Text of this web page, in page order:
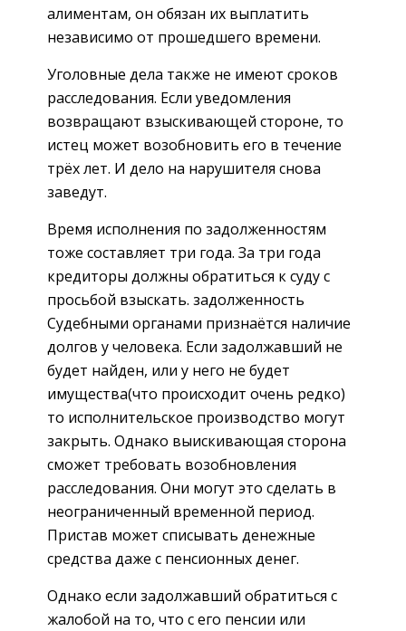
алиментам, он обязан их выплатить
независимо от прошедшего времени.
Уголовные дела также не имеют сроков
расследования. Если уведомления
возвращают взыскивающей стороне, то
истец может возобновить его в течение
трёх лет. И дело на нарушителя снова
заведут.
Время исполнения по задолженностям
тоже составляет три года. За три года
кредиторы должны обратиться к суду с
просьбой взыскать. задолженность
Судебными органами признаётся наличие
долгов у человека. Если задолжавший не
будет найден, или у него не будет
имущества(что происходит очень редко)
то исполнительское производство могут
закрыть. Однако выискивающая сторона
сможет требовать возобновления
расследования. Они могут это сделать в
неограниченный временной период.
Пристав может списывать денежные
средства даже с пенсионных денег.
Однако если задолжавший обратиться с
жалобой на то, что с его пенсии или